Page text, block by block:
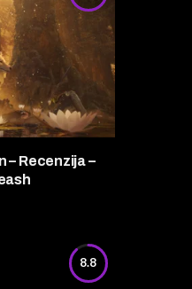
– Recenzija –
8.8